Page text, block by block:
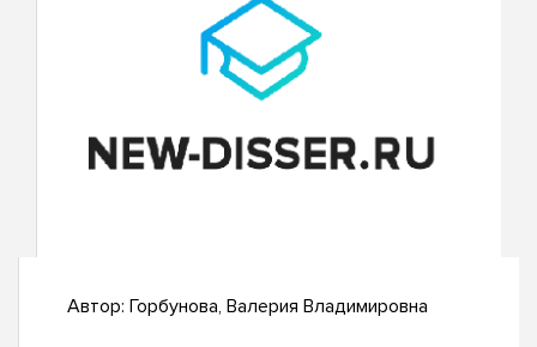
Автор: Горбунова, Валерия Владимировна